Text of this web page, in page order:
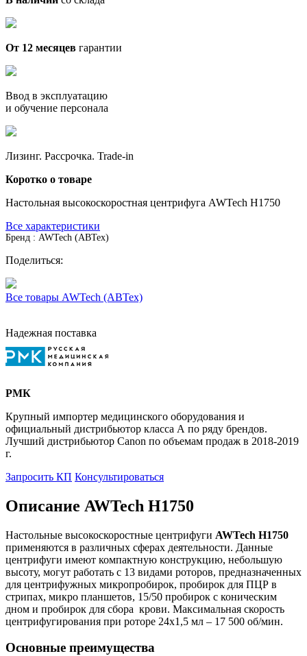
От 12 месяцев гарантии
Ввод в эксплуатацию
и обучение персонала
Лизинг. Рассрочка. Trade-in
Коротко о товаре
Настольная высокоскоростная центрифуга AWTech H1750
Все характеристики
Бренд : AWTech (АВТех)
Поделиться:
Все товары AWTech (АВТех)
Надежная поставка
РМК
Крупный импортер медицинского оборудования и
официальный дистрибьютор класса А по ряду брендов.
Лучший дистрибьютор Canon по объемам продаж в 2018-2019
г.
Запросить КП Консультироваться
Описание AWTech H1750
Настольные высокоскоростные центрифуги AWTech H1750
применяются в различных сферах деятельности. Данные
центрифуги имеют компактную конструкцию, небольшую
высоту, могут работать с 13 видами роторов, предназначенных
для центрифужных микропробирок, пробирок для ПЦР в
стрипах, микро планшетов, 15/50 пробирок с коническим
дном и пробирок для сбора крови. Максимальная скорость
центрифугирования при роторе 24х1,5 мл – 17 500 об/мин.
Основные преимущества